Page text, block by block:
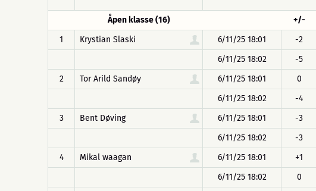
Åpen klasse (16)
+/-
1
Krystian Slaski 6/11/25 18:01 -2
6/11/25 18:02
-5
2
Tor Arild Sandøy 6/11/25 18:01 0
6/11/25 18:02
-4
3
Bent Døving 6/11/25 18:01 -3
6/11/25 18:02
-3
4
Mikal waagan 6/11/25 18:01 +1
6/11/25 18:02
0